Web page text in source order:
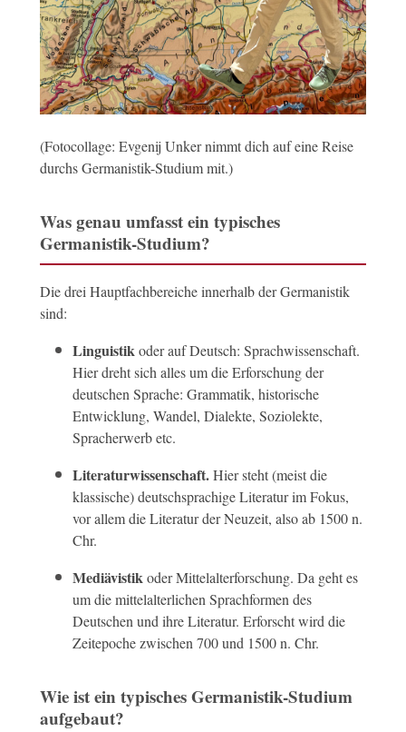
(Fotocollage: Evgenij Unker nimmt dich auf eine Reise
durchs Germanistik-Studium mit.)
Was genau umfasst ein typisches
Germanistik-Studium?
Die drei Hauptfachbereiche innerhalb der Germanistik
sind:
Linguistik oder auf Deutsch: Sprachwissenschaft.
Hier dreht sich alles um die Erforschung der
deutschen Sprache: Grammatik, historische
Entwicklung, Wandel, Dialekte, Soziolekte,
Spracherwerb etc.
Literaturwissenschaft.Hier steht (meist die
klassische) deutschsprachige Literatur im Fokus,
vor allem die Literatur der Neuzeit, also ab 1500 n.
Chr.
Mediävistik oder Mittelalterforschung. Da geht es
um die mittelalterlichen Sprachformen des
Deutschen und ihre Literatur. Erforscht wird die
Zeitepoche zwischen 700 und 1500 n. Chr.
Wie ist ein typisches Germanistik-Studium
aufgebaut?